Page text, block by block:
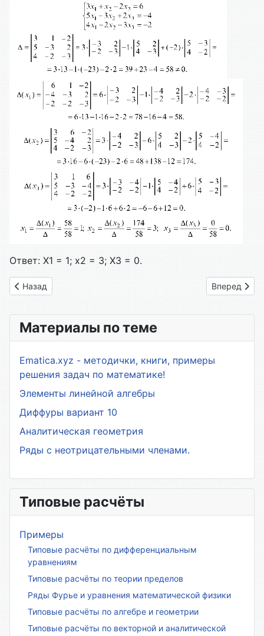
Ответ: X1 = 1; x2 = 3; X3 = 0.
Предыдущий: 1.1. Линейная алгебра. Матричный способ
Назад Следующий:
Вперед
Материалы по теме
Ematica.xyz - методички, книги, примеры
решения задач по математике!
Элементы линейной алгебры
Диффуры вариант 10
Аналитическая геометрия
Ряды с неотрицательными членами.
Типовые расчёты
Примеры
Типовые расчёты по дифференциальным
уравнениям
Типовые расчёты по теории пределов
Ряды Фурье и уравнения математической физики
Типовые расчёты по алгебре и геометрии
Типовые расчёты по векторной и аналитической